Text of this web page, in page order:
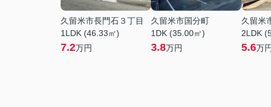
久留米市長門石３丁目
1LDK (46.33㎡)
7.2万円
久留米市国分町
1DK (35.00㎡)
3.8万円
久留米
2LDK
5.6万円